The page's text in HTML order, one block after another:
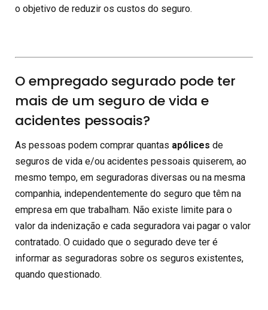
o objetivo de reduzir os custos do seguro.
O empregado segurado pode ter
mais de um seguro de vida e
acidentes pessoais?
As pessoas podem comprar quantas apólices de
seguros de vida e/ou acidentes pessoais quiserem, ao
mesmo tempo, em seguradoras diversas ou na mesma
companhia, independentemente do seguro que têm na
empresa em que trabalham. Não existe limite para o
valor da indenização e cada seguradora vai pagar o valor
contratado. O cuidado que o segurado deve ter é
informar as seguradoras sobre os seguros existentes,
quando questionado.